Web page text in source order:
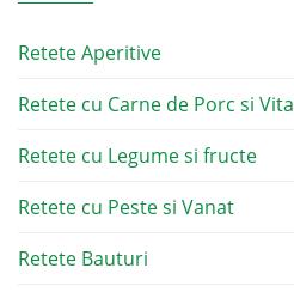
Retete Aperitive
Retete cu Carne de Porc si Vita
Retete cu Legume si fructe
Retete cu Peste si Vanat
Retete Bauturi